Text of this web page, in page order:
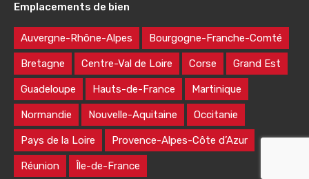
Emplacements de bien
Auvergne-Rhône-Alpes Bourgogne-Franche-Comté
Bretagne Centre-Val de Loire Corse Grand Est
Guadeloupe Hauts-de-France Martinique
Normandie Nouvelle-Aquitaine Occitanie
Pays de la Loire Provence-Alpes-Côte d’Azur
Réunion Île-de-France